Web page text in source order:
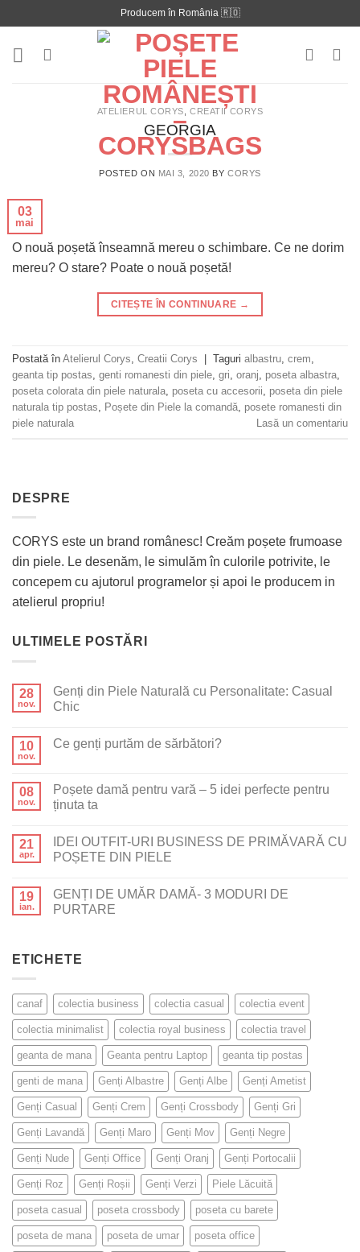
to
content
Producem în România 🇷🇴
ATELIERUL CORYS ,CREATII CORYS
GEORGIA
POSTED ON MAI 3, 2020 BYCORYS
03
mai
O nouă poșetă înseamnă mereu o schimbare. Ce ne dorim
mereu? O stare? Poate o nouă poșetă!
CITEȘTE ÎN CONTINUARE →
Postată în Atelierul Corys Creatii Corys Taguri albastru crem
geanta tip postas genti romanesti din piele gri oranj poseta albastra
poseta colorata din piele naturala poseta cu accesorii
poseta din piele
naturala tip postas
Poșete din Piele la comandă posete romanesti din
piele naturala
Lasă un comentariu
DESPRE
CORYS este un brand românesc! Creăm poșete frumoase
din piele. Le desenăm, le simulăm în culorile potrivite, le
concepem cu ajutorul programelor și apoi le producem in
atelierul propriu!
ULTIMELE POSTĂRI
28
nov.
Genți din Piele Naturală cu Personalitate: Casual
Chic
10
nov.
Ce genți purtăm de sărbători?
08
nov.
Poșete damă pentru vară – 5 idei perfecte pentru
ținuta ta
21
apr.
IDEI OUTFIT-URI BUSINESS DE PRIMĂVARĂ CU
POȘETE DIN PIELE
19
ian.
GENȚI DE UMĂR DAMĂ- 3 MODURI DE
PURTARE
ETICHETE
canaf colectia business colectia casual colectia event
colectia minimalist colectia royal business colectia travel
geanta de mana Geanta pentru Laptop geanta tip postas
genti de mana Genți Albastre Genți Albe Genți Ametist
Genți Casual Genți Crem Genți Crossbody Genți Gri
Genți Lavandă Genți Maro Genți Mov Genți Negre
Genți Nude Genți Office Genți Oranj Genți Portocalii
Genți Roz Genți Roșii Genți Verzi Piele Lăcuită
poseta casual poseta crossbody poseta cu barete
poseta de mana poseta de umar poseta office